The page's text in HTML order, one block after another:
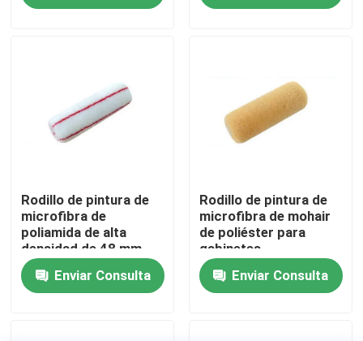
Contacto
Todos los casos
Cepillo de pintura de casa
Rodillo de pintura de
microfibra de
poliamida de alta
densidad de 48 mm
Enviar Consulta
Rodillo de pintura de
microfibra de mohair
de poliéster para
gabinetes
Enviar Consulta